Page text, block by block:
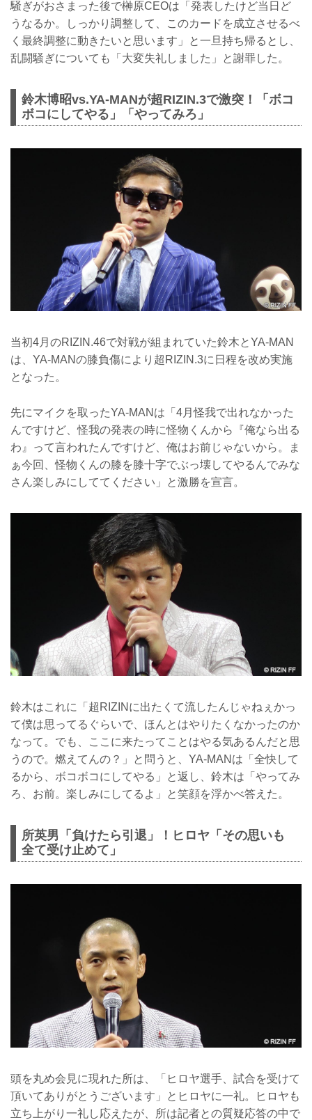
騒ぎがおさまった後で榊原CEOは「発表したけど当日ど
うなるか。しっかり調整して、このカードを成立させるべ
く最終調整に動きたいと思います」と一旦持ち帰るとし、
乱闘騒ぎについても「大変失礼しました」と謝罪した。
鈴木博昭vs.YA-MANが超RIZIN.3で激突！「ボコ
ボコにしてやる」「やってみろ」
当初4月のRIZIN.46で対戦が組まれていた鈴木とYA-MAN
は、YA-MANの膝負傷により超RIZIN.3に日程を改め実施
となった。
先にマイクを取ったYA-MANは「4月怪我で出れなかった
んですけど、怪我の発表の時に怪物くんから『俺なら出る
わ』って言われたんですけど、俺はお前じゃないから。ま
ぁ今回、怪物くんの膝を膝十字でぶっ壊してやるんでみな
さん楽しみにしててください」と激勝を宣言。
鈴木はこれに「超RIZINに出たくて流したんじゃねぇかっ
て僕は思ってるぐらいで、ほんとはやりたくなかったのか
なって。でも、ここに来たってことはやる気あるんだと思
うので。燃えてんの？」と問うと、YA-MANは「全快して
るから、ボコボコにしてやる」と返し、鈴木は「やってみ
ろ、お前。楽しみにしてるよ」と笑顔を浮かべ答えた。
所英男「負けたら引退」！ヒロヤ「その思いも
全て受け止めて」
頭を丸め会見に現れた所は、「ヒロヤ選手、試合を受けて
頂いてありがとうございます」とヒロヤに一礼。ヒロヤも
立ち上がり一礼し応えたが、所は記者との質疑応答の中で